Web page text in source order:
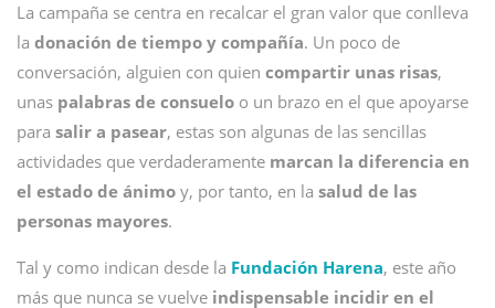
La campaña se centra en recalcar el gran valor que conlleva
la donación de tiempo y compañía. Un poco de
conversación, alguien con quien compartir unas risas,
unas palabras de consuelo o un brazo en el que apoyarse
para salir a pasear, estas son algunas de las sencillas
actividades que verdaderamente marcan la diferencia en
el estado de ánimo y, por tanto, en la salud de las
personas mayores.
Tal y como indican desde la Fundación Harena, este año
más que nunca se vuelve indispensable incidir en el